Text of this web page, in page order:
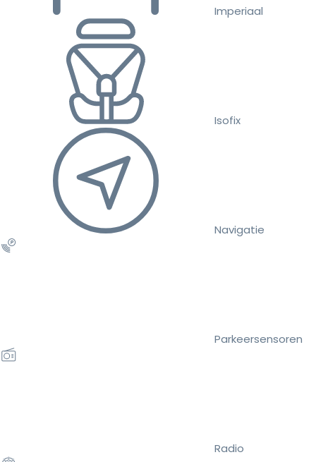
Imperiaal
Isofix
Navigatie
Parkeersensoren
Radio